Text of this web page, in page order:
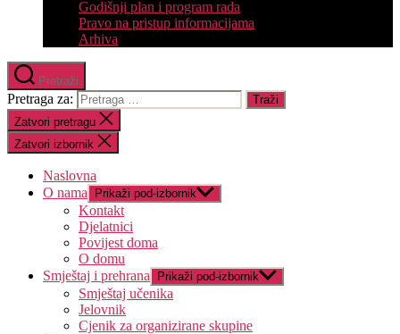
Godišnji plan i program rada
Pravo na pristup informacijama
Arhiva
Pretraži
Pretraga za:
Zatvori pretragu
Zatvori izbornik
Naslovna
O nama
Prikaži pod-izbornik
Kontakt
Djelatnici
Povijest doma
O domu
Smještaj i prehrana
Prikaži pod-izbornik
Smještaj učenika
Jelovnik
Cjenik za organizirane skupine